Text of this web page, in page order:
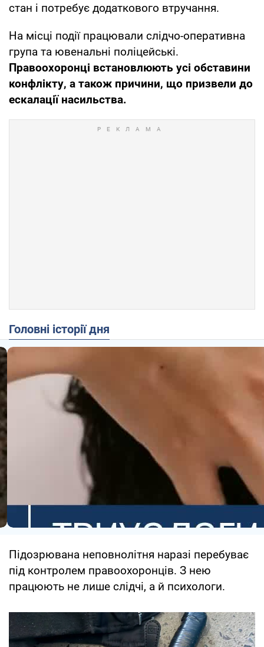
стан і потребує додаткового втручання.
На місці події працювали слідчо-оперативна
група та ювенальні поліцейські.
Правоохоронці встановлюють усі обставини
конфлікту, а також причини, що призвели до
ескалації насильства.
Головні історії дня
Підозрювана неповнолітня наразі перебуває
під контролем правоохоронців. З нею
працюють не лише слідчі, а й психологи.